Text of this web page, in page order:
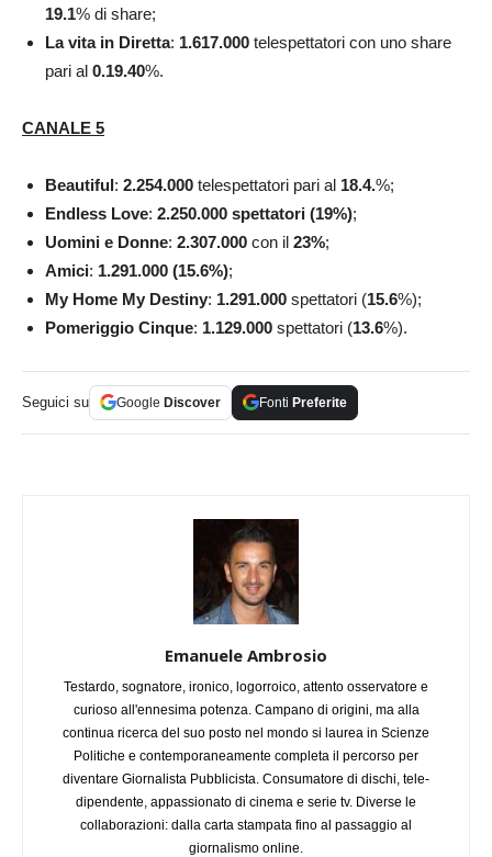
19.1% di share;
La vita in Diretta: 1.617.000 telespettatori con uno share
pari al 0.19.40%.
CANALE 5
Beautiful: 2.254.000 telespettatori pari al 18.4.%;
Endless Love: 2.250.000 spettatori (19%);
Uomini e Donne: 2.307.000 con il 23%;
Amici: 1.291.000 (15.6%);
My Home My Destiny: 1.291.000 spettatori (15.6%);
Pomeriggio Cinque: 1.129.000 spettatori (13.6%).
Seguici su Google Discover Fonti Preferite
Emanuele Ambrosio
Testardo, sognatore, ironico, logorroico, attento osservatore e
curioso all'ennesima potenza. Campano di origini, ma alla
continua ricerca del suo posto nel mondo si laurea in Scienze
Politiche e contemporaneamente completa il percorso per
diventare Giornalista Pubblicista. Consumatore di dischi, tele-
dipendente, appassionato di cinema e serie tv. Diverse le
collaborazioni: dalla carta stampata fino al passaggio al
giornalismo online.